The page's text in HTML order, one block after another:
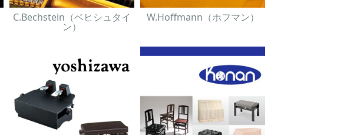
C.Bechstein（ベヒシュタイ
ン）
W.Hoffmann（ホフマン）